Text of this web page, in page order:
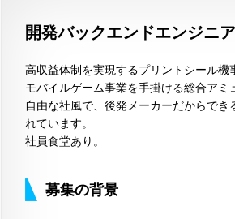
開発バックエンドエンジニ
高収益体制を実現するプリントシール機
モバイルゲーム事業を手掛ける総合アミ
自由な社風で、後発メーカーだからで
れています。
社員食堂あり。
募集の背景